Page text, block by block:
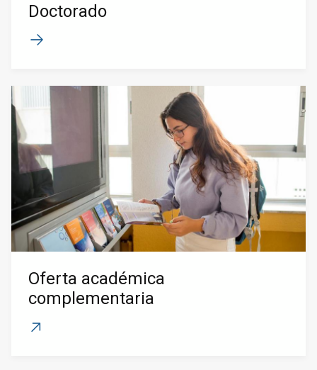
Doctorado
Oferta académica
complementaria